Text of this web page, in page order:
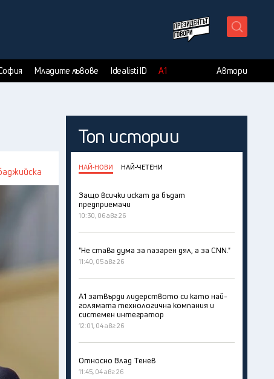
Младите лъвове Idealisti ID А1 Автори
Топ истории
НАЙ-НОВИ НАЙ-ЧЕТЕНИ
Защо всички искат да бъдат
предприемачи
10:30, 06 авг 26
"Не става дума за пазарен дял, а за CNN."
11:40, 05 авг 26
А1 затвърди лидерството си като най-
голямата технологична компания и
системен интегратор
12:01, 04 авг 26
Относно Влад Тенев
11:45, 04 авг 26